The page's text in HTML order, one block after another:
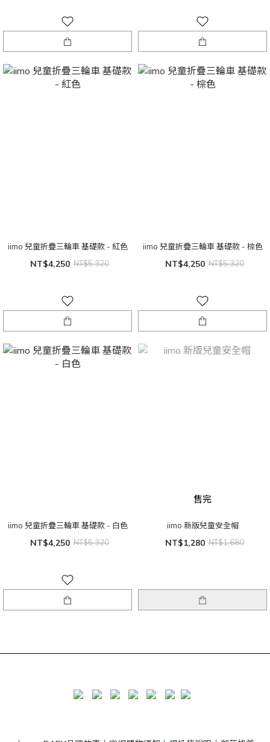
iimo 兒童折疊三輪車 基礎款 - 紅色
NT$4,250 NT$5,320
iimo 兒童折疊三輪車 基礎款 - 棕色
NT$4,250 NT$5,320
iimo 兒童折疊三輪車 基礎款 - 白色
NT$4,250 NT$5,320
售完
iimo 新版兒童安全帽
NT$1,280 NT$1,680